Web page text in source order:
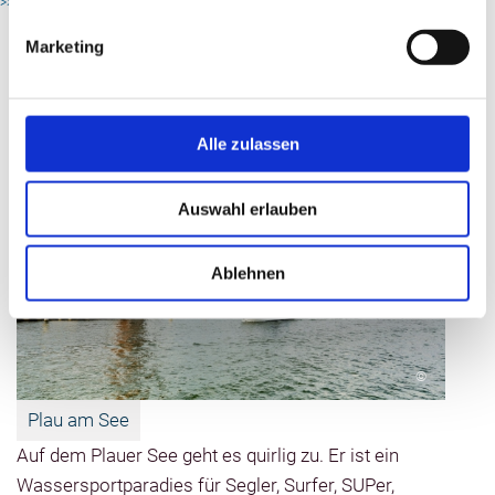
Marketing
Alle zulassen
Auswahl erlauben
Ablehnen
das
Grabow, weiter
stillen
Mooren,
und Wiesen und
verläuft
unterhalb der
historischen
Burg in
durch die Lewitz,
Plauer See - Wasser so weit das
Auge reicht
Plau am See
©
Auf dem Plauer See geht es quirlig zu. Er ist ein
Wassersportparadies für Segler, Surfer, SUPer,